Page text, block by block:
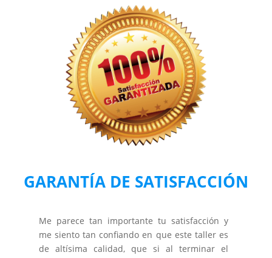
GARANTÍA DE SATISFACCIÓN
Me parece tan importante tu satisfacción y
me siento tan confiando en que este taller es
de altísima calidad, que si al terminar el